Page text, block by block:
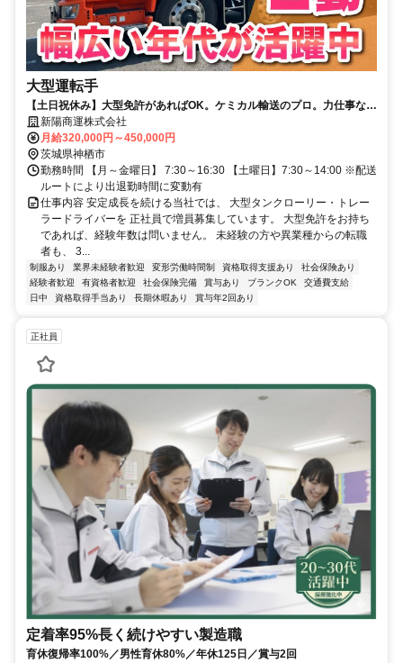
大型運転手
【土日祝休み】大型免許があればOK。ケミカル輸送のプロ。力仕事なし
の大型ドライバー／未経験者大歓迎
新陽商運株式会社
月給320,000円～450,000円
茨城県神栖市
勤務時間 【月～金曜日】 7:30～16:30 【土曜日】7:30～14:00 ※配送
ルートにより出退勤時間に変動有
仕事内容 安定成長を続ける当社では、 大型タンクローリー・トレー
ラードライバーを 正社員で増員募集しています。 大型免許をお持ち
であれば、経験年数は問いません。 未経験の方や異業種からの転職
者も、 3...
制服あり 業界未経験者歓迎 変形労働時間制 資格取得支援あり
社会保険あり
経験者歓迎
有資格者歓迎 社会保険完備 賞与あり ブランクOK
交通費支給
日中
資格取得手当あり 長期休暇あり 賞与年2回あり
正社員
定着率95%長く続けやすい製造職
育休復帰率100%／男性育休80%／年休125日／賞与2回